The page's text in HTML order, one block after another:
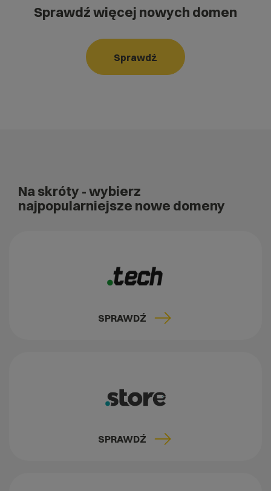
Sprawdź więcej nowych domen
Sprawdź
Na skróty - wybierz
najpopularniejsze nowe domeny
SPRAWDŹ
SPRAWDŹ